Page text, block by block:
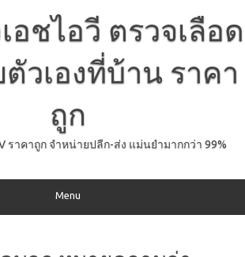
อชไอวี ตรวจเลือด
ตัวเองที่บ้าน ราคา
ถูก
ราคาถูก จำหน่ายปลีก-ส่ง แม่นยำมากกว่า 99%
Menu